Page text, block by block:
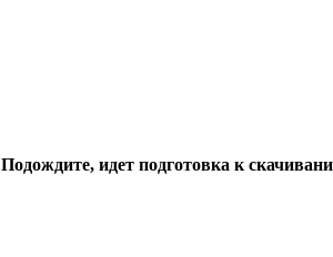
Подождите, идет подготовка к